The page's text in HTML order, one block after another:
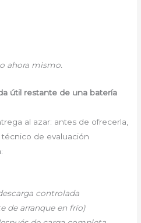
ahora mismo.
útil restante de una batería
al azar: antes de ofrecerla,
de evaluación
controlada
de arranque en frío)